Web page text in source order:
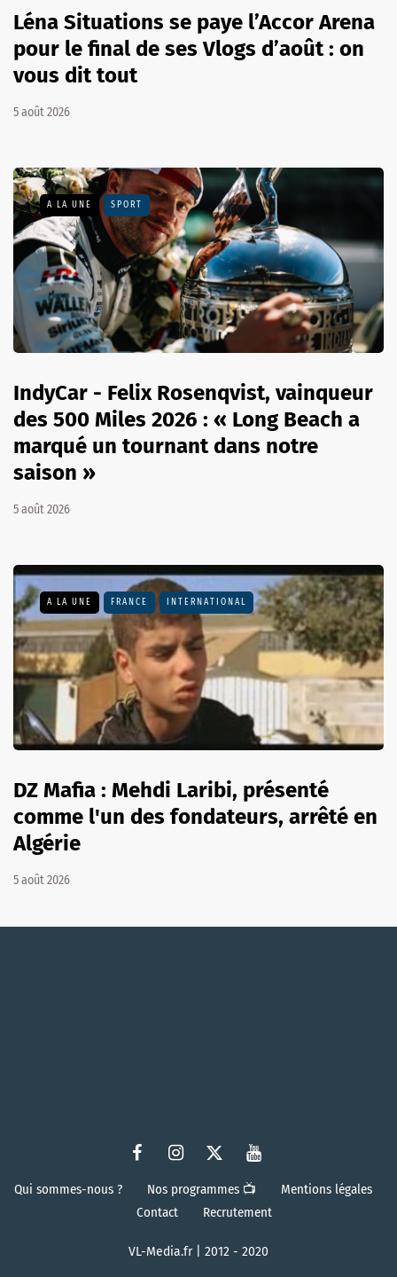
Léna Situations se paye l’Accor Arena
pour le final de ses Vlogs d’août : on
vous dit tout
5 août 2026
A LA UNE SPORT
IndyCar - Felix Rosenqvist, vainqueur
des 500 Miles 2026 : « Long Beach a
marqué un tournant dans notre
saison »
5 août 2026
A LA UNE FRANCE INTERNATIONAL
DZ Mafia : Mehdi Laribi, présenté
comme l'un des fondateurs, arrêté en
Algérie
5 août 2026
Qui sommes-nous ? Nos programmes 📺
Mentions légales
Contact
Recrutement
VL-Media.fr | 2012 - 2020